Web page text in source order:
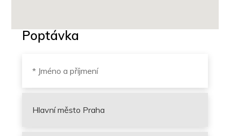
Poptávka